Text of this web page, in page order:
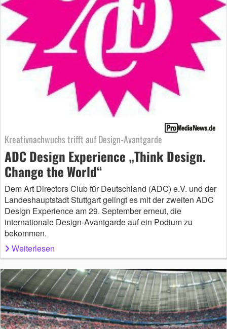
Kreativnachwuchs trifft auf Design-Avantgarde
ADC Design Experience „Think Design.
Change the World“
Dem Art Directors Club für Deutschland (ADC) e.V. und der
Landeshauptstadt Stuttgart gelingt es mit der zweiten ADC
Design Experience am 29. September erneut, die
internationale Design-Avantgarde auf ein Podium zu
bekommen.
Weiterlesen